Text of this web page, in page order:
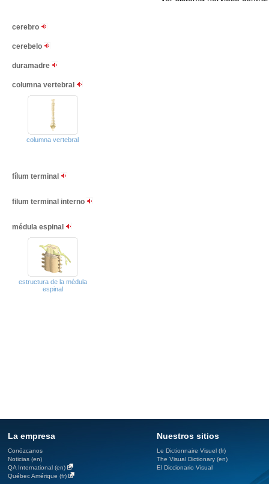
cerebro
cerebelo
duramadre
columna vertebral
columna vertebral
fílum terminal
filum terminal interno
médula espinal
estructura de la médula
espinal
La empresa
Conózcanos
Noticias (en)
QA International (en)
Québec Amérique (fr)
Nuestros sitios
Le Dictionnaire Visuel (fr)
The Visual Dictionary (en)
El Diccionario Visual